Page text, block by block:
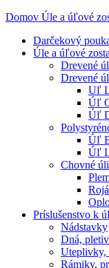
Domov Úle a úľové
Darčekový
Úle a úľové
Drevené
Drevené
Uľ
Úľ
Úľ
Úľ
Úľ
Chovné
Príslušenstvo k
Nádstavky
Dná,
Uteplivky,
Rámiky,